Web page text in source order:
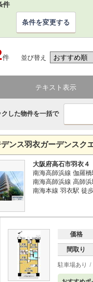
件
条件を変更する
件 並び替え
テキスト表示
クした物件を一括で
デンス羽衣ガーデンスク
大阪府高石市羽衣４
南海高師浜線 伽羅
南海高師浜線 高師
南海本線 羽衣駅 徒
価格
間取り
駐車場あり